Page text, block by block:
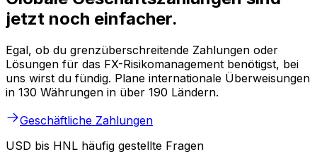
jetzt noch einfacher.
Egal, ob du grenzüberschreitende Zahlungen oder
Lösungen für das FX-Risikomanagement benötigst, bei
uns wirst du fündig. Plane internationale Überweisungen
in 130 Währungen in über 190 Ländern.
Geschäftliche Zahlungen
USD bis HNL häufig gestellte Fragen